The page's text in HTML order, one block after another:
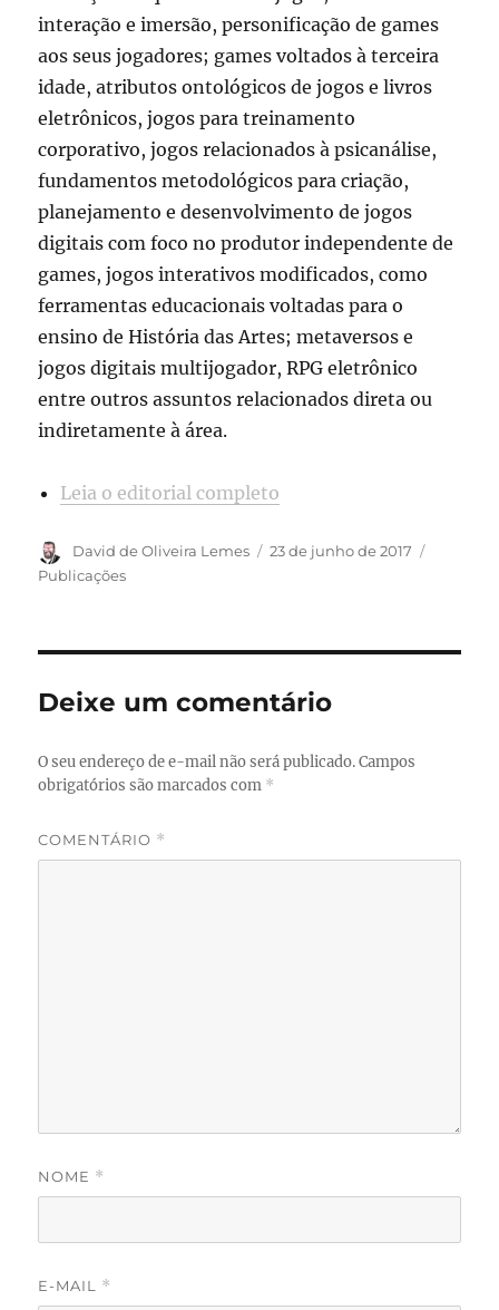
interação e imersão, personificação de games
aos seus jogadores; games voltados à terceira
idade, atributos ontológicos de jogos e livros
eletrônicos, jogos para treinamento
corporativo, jogos relacionados à psicanálise,
fundamentos metodológicos para criação,
planejamento e desenvolvimento de jogos
digitais com foco no produtor independente de
games, jogos interativos modificados, como
ferramentas educacionais voltadas para o
ensino de História das Artes; metaversos e
jogos digitais multijogador, RPG eletrônico
entre outros assuntos relacionados direta ou
indiretamente à área.
Leia o editorial completo
Autor
David de Oliveira Lemes
Publicado
23 de junho de 2017
Publicações
Deixe um comentário
O seu endereço de e-mail não será publicado. Campos
obrigatórios são marcados com *
COMENTÁRIO *
NOME *
E-MAIL *